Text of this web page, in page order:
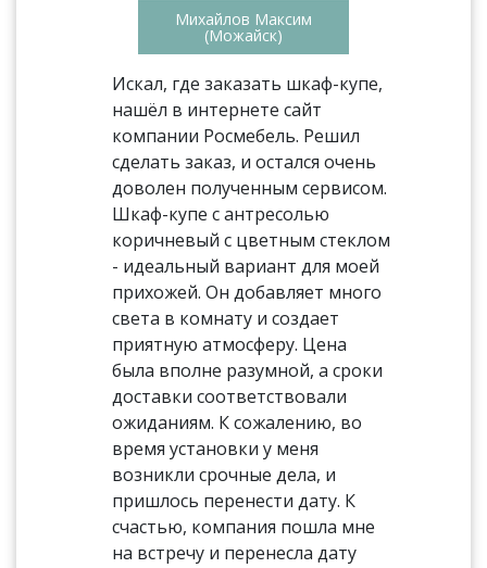
Михайлов Максим
(Можайск)
Искал, где заказать шкаф-купе,
нашёл в интернете сайт
компании Росмебель. Решил
сделать заказ, и остался очень
доволен полученным сервисом.
Шкаф-купе с антресолью
коричневый с цветным стеклом
- идеальный вариант для моей
прихожей. Он добавляет много
света в комнату и создает
приятную атмосферу. Цена
была вполне разумной, а сроки
доставки соответствовали
ожиданиям. К сожалению, во
время установки у меня
возникли срочные дела, и
пришлось перенести дату. К
счастью, компания пошла мне
на встречу и перенесла дату